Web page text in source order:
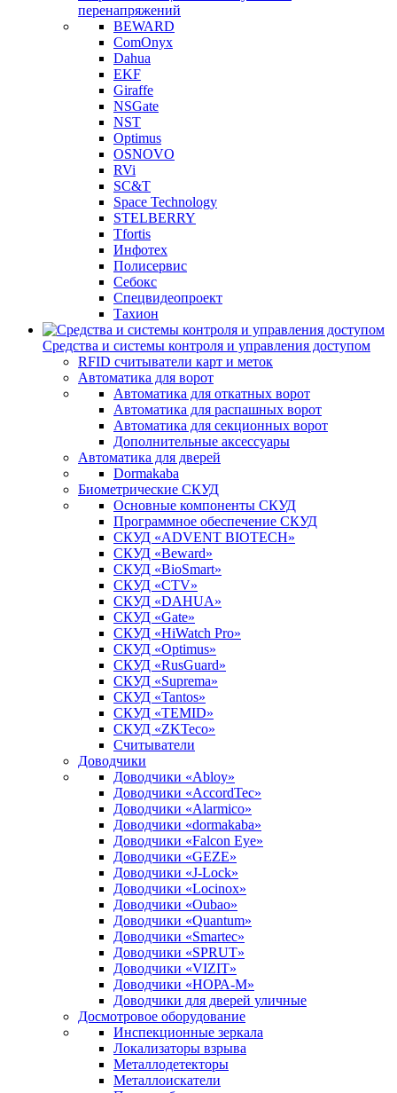
перенапряжений
BEWARD
ComOnyx
Dahua
EKF
Giraffe
NSGate
NST
Optimus
OSNOVO
RVi
SC&T
Space Technology
STELBERRY
Tfortis
Инфотех
Полисервис
Себокс
Спецвидеопроект
Тахион
Средства и системы контроля и управления доступом
RFID считыватели карт и меток
Автоматика для ворот
Автоматика для откатных ворот
Автоматика для распашных ворот
Автоматика для секционных ворот
Дополнительные аксессуары
Автоматика для дверей
Dormakaba
Биометрические СКУД
Основные компоненты СКУД
Программное обеспечение СКУД
СКУД «ADVENT BIOTECH»
СКУД «Beward»
СКУД «BioSmart»
СКУД «CTV»
СКУД «DAHUA»
СКУД «Gate»
СКУД «HiWatch Pro»
СКУД «Optimus»
СКУД «RusGuard»
СКУД «Suprema»
СКУД «Tantos»
СКУД «TEMID»
СКУД «ZKTeco»
Считыватели
Доводчики
Доводчики «Abloy»
Доводчики «AccordTec»
Доводчики «Alarmico»
Доводчики «dormakaba»
Доводчики «Falcon Eye»
Доводчики «GEZE»
Доводчики «J-Lock»
Доводчики «Locinox»
Доводчики «Oubao»
Доводчики «Quantum»
Доводчики «Smartec»
Доводчики «SPRUT»
Доводчики «VIZIT»
Доводчики «НОРА-М»
Доводчики для дверей уличные
Досмотровое оборудование
Инспекционные зеркала
Локализаторы взрыва
Металлодетекторы
Металлоискатели